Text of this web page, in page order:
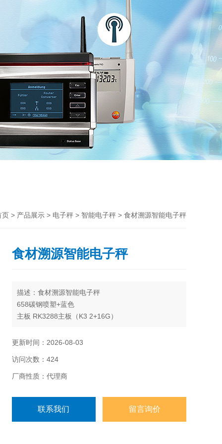
页 > 产品展示 > 电子秤 > 智能电子秤 > 食材溯源智能电子秤
食材溯源智能电子秤
描述：食材溯源智能电子秤
658碳钢喷塑+蓝色
主板 RK3288主板（K3 2+16G）
硬盘 集成16G WIFI集成WIFI+蓝牙
扫码器（枪）无
后置摄像头 ZC200万定焦高清+90度 高清相机
更新时间：2026-08-03
访问次数：424
厂商性质：代理商
联系我们 留言询价